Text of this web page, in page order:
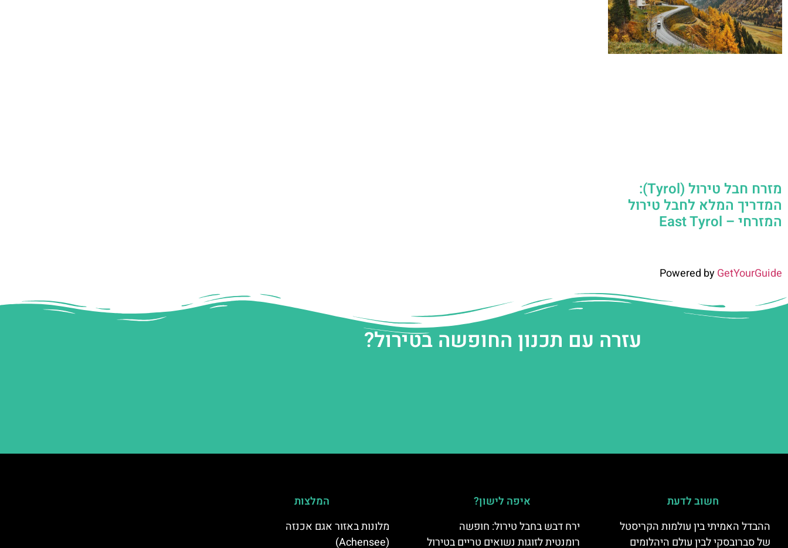
מזרח חבל טירול (Tyrol):
המדריך המלא לחבל טירול
המזרחי – East Tyrol
Powered byGetYourGuide
עזרה עם תכנון החופשה בטירול?
חשוב לדעת
ההבדל האמיתי בין עולמות הקריסטל
של סברובסקי לבין עולם היהלומים
איפה לישון?
ירח דבש בחבל טירול: חופשה
רומנטית לזוגות נשואים טריים בטירול
המלצות
מלונות באזור אגם אכנזה
(Achensee)